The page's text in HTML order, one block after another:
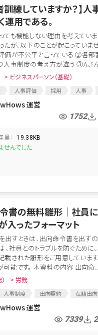
訓練していますか？】
運用である。
ても機能しない理由を考えてい
たが、以下のことが起こっていま
価が不公平と言っている ②各部
人事制度の考え方が違う ③Aさ
> ビジネスパーソン（基礎）
人事評価 採用 人事
人事制度 マネジメント
運営
1752
量： 19.38KB
せんでした
書の無料雛形│社員
入ったフォーマット
出すときは、出向命令書を出す
、社員とのトラブルを防ぐために
載された雛形をご用意していま
可能です。 本資料の内容 出向命
> 労務
人事制度 出向契約 在籍出向
通達
人事関連
運営
7339